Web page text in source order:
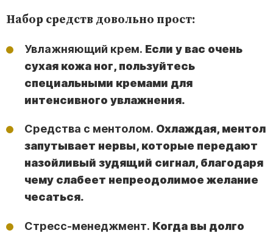
Набор средств довольно прост:
Увлажняющий крем. Если у вас очень
сухая кожа ног, пользуйтесь
специальными кремами для
интенсивного увлажнения.
Средства с ментолом. Охлаждая, ментол
запутывает нервы, которые передают
назойливый зудящий сигнал, благодаря
чему слабеет непреодолимое желание
чесаться.
Стресс-менеджмент. Когда вы долго